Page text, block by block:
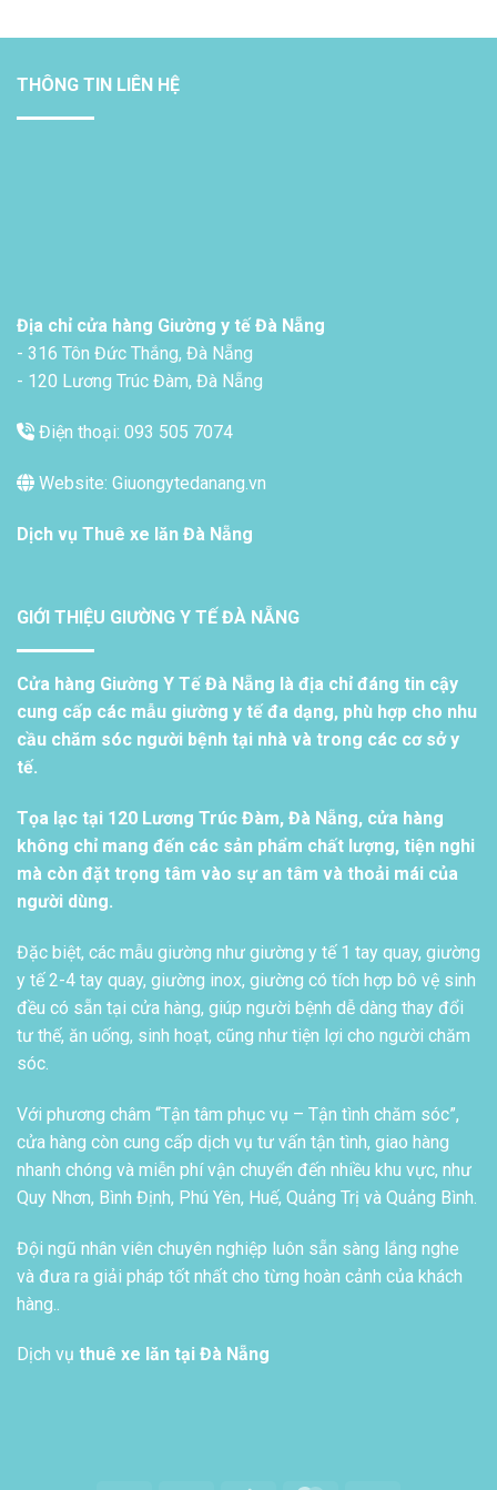
THÔNG TIN LIÊN HỆ
Địa chỉ cửa hàng Giường y tế Đà Nẵng
- 316 Tôn Đức Thắng, Đà Nẵng
- 120 Lương Trúc Đàm, Đà Nẵng
Điện thoại: 093 505 7074
Website: Giuongytedanang.vn
Dịch vụ Thuê xe lăn Đà Nẵng
GIỚI THIỆU GIƯỜNG Y TẾ ĐÀ NẴNG
Cửa hàng Giường Y Tế Đà Nẵng là địa chỉ đáng tin cậy
cung cấp các mẫu giường y tế đa dạng, phù hợp cho nhu
cầu chăm sóc người bệnh tại nhà và trong các cơ sở y
tế.
Tọa lạc tại 120 Lương Trúc Đàm, Đà Nẵng, cửa hàng
không chỉ mang đến các sản phẩm chất lượng, tiện nghi
mà còn đặt trọng tâm vào sự an tâm và thoải mái của
người dùng.
Đặc biệt, các mẫu giường như giường y tế 1 tay quay, giường
y tế 2-4 tay quay, giường inox, giường có tích hợp bô vệ sinh
đều có sẵn tại cửa hàng, giúp người bệnh dễ dàng thay đổi
tư thế, ăn uống, sinh hoạt, cũng như tiện lợi cho người chăm
sóc.
Với phương châm “Tận tâm phục vụ – Tận tình chăm sóc”,
cửa hàng còn cung cấp dịch vụ tư vấn tận tình, giao hàng
nhanh chóng và miễn phí vận chuyển đến nhiều khu vực, như
Quy Nhơn, Bình Định, Phú Yên, Huế, Quảng Trị và Quảng Bình.
Đội ngũ nhân viên chuyên nghiệp luôn sẵn sàng lắng nghe
và đưa ra giải pháp tốt nhất cho từng hoàn cảnh của khách
hàng..
Dịch vụ thuê xe lăn tại Đà Nẵng